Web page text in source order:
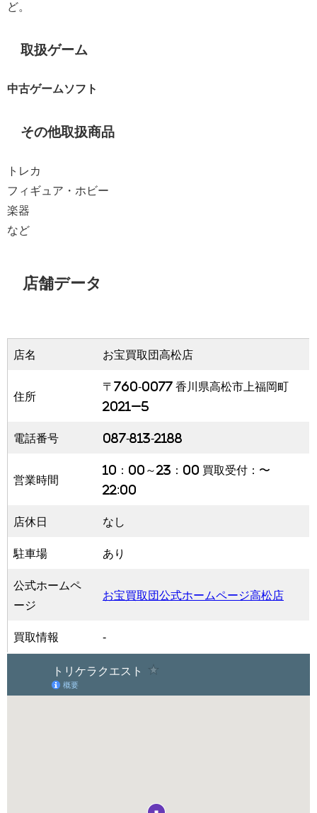
ど。
取扱ゲーム
中古ゲームソフト
その他取扱商品
トレカ
フィギュア・ホビー
楽器
など
店舗データ
店名 お宝買取団高松店
住所
〒760-0077 香川県高松市上福岡町
2021−5
電話番号 087-813-2188
営業時間
10：00～23：00 買取受付：〜
22:00
店休日 なし
駐車場 あり
公式ホームペ
ージ
お宝買取団公式ホームページ高松店
買取情報 -